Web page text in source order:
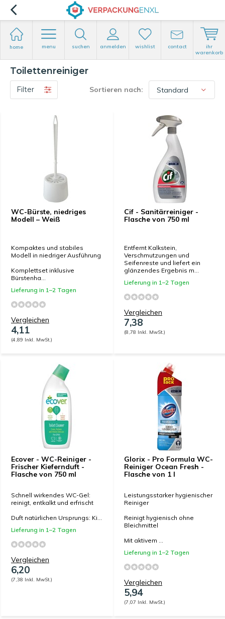
home menu suchen anmelden wishlist contact
ihr
warenkorb
Toilettenreiniger
Filter Sortieren nach:
WC-Bürste, niedriges
Modell – Weiß
Kompaktes und stabiles
Modell in niedriger Ausführung
Komplettset inklusive
Bürstenha...
Lieferung in 1–2 Tagen
Vergleichen
4,11
(4,89 Inkl. MwSt.)
Cif - Sanitärreiniger -
Flasche von 750 ml
Entfernt Kalkstein,
Verschmutzungen und
Seifenreste und liefert ein
glänzendes Ergebnis m...
Lieferung in 1–2 Tagen
Vergleichen
7,38
(8,78 Inkl. MwSt.)
Ecover - WC-Reiniger -
Frischer Kiefernduft -
Flasche von 750 ml
Schnell wirkendes WC-Gel:
reinigt, entkalkt und erfrischt
Duft natürlichen Ursprungs: Ki...
Lieferung in 1–2 Tagen
Vergleichen
6,20
(7,38 Inkl. MwSt.)
Glorix - Pro Formula WC-
Reiniger Ocean Fresh -
Flasche von 1 l
Leistungsstarker hygienischer
Reiniger
Reinigt hygienisch ohne
Bleichmittel
Mit aktivem ...
Lieferung in 1–2 Tagen
Vergleichen
5,94
(7,07 Inkl. MwSt.)